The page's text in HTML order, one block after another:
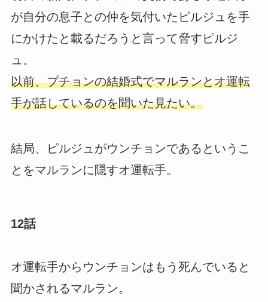
が自分の息子との仲を気付いたピルジュを手
にかけたと載るだろうと言って脅すピルジ
ュ。
以前、プチョンの結婚式でマルランとオ運転
手が話しているのを聞いた見たい。
結局、ピルジュがウンチョンであるというこ
とをマルランに隠すオ運転手。
12話
オ運転手からウンチョンはもう死んでいると
聞かされるマルラン。